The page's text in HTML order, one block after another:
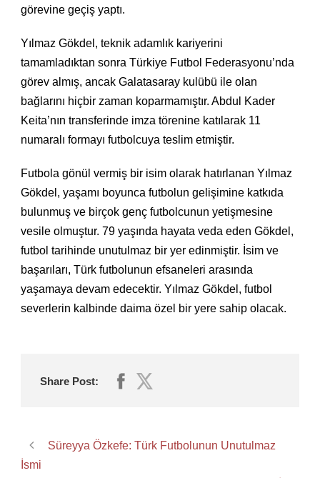
görevine geçiş yaptı.
Yılmaz Gökdel, teknik adamlık kariyerini
tamamladıktan sonra Türkiye Futbol Federasyonu’nda
görev almış, ancak Galatasaray kulübü ile olan
bağlarını hiçbir zaman koparmamıştır. Abdul Kader
Keita’nın transferinde imza törenine katılarak 11
numaralı formayı futbolcuya teslim etmiştir.
Futbola gönül vermiş bir isim olarak hatırlanan Yılmaz
Gökdel, yaşamı boyunca futbolun gelişimine katkıda
bulunmuş ve birçok genç futbolcunun yetişmesine
vesile olmuştur. 79 yaşında hayata veda eden Gökdel,
futbol tarihinde unutulmaz bir yer edinmiştir. İsim ve
başarıları, Türk futbolunun efsaneleri arasında
yaşamaya devam edecektir. Yılmaz Gökdel, futbol
severlerin kalbinde daima özel bir yere sahip olacak.
Share Post:
Süreyya Özkefe: Türk Futbolunun Unutulmaz
İsmi